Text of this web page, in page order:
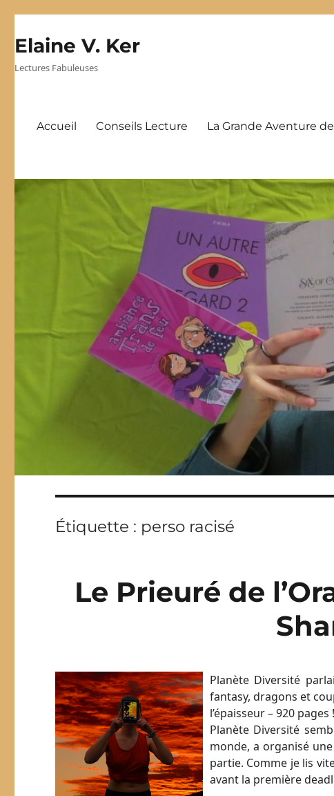
Elaine V. Ker
Lectures Fabuleuses
Accueil Conseils Lecture La Grande Aventure
Étiquette : perso racisé
Le Prieuré de
Planète Diversité
fantasy, dragons et
l’épaisseur – 920
Planète Diversité
monde, a organisé
partie. Comme je lis
avant la première